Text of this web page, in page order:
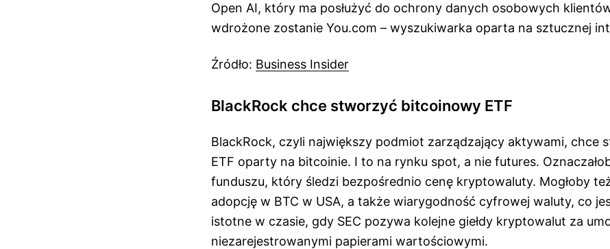
Open AI, który ma posłużyć do ochrony danych osobowych
wdrożone zostanie You.com – wyszukiwarka oparta na sztucznej
Źródło: Business Insider
BlackRock chce stworzyć bitcoinowy ETF
BlackRock, czyli największy podmiot zarządzający aktywami, chce
ETF oparty na bitcoinie. I to na rynku spot, a nie futures.
funduszu, który śledzi bezpośrednio cenę kryptowaluty. Mogłoby
adopcję w BTC w USA, a także wiarygodność cyfrowej waluty, co
istotne w czasie, gdy SEC pozywa kolejne giełdy kryptowalut za
niezarejestrowanymi papierami wartościowymi.